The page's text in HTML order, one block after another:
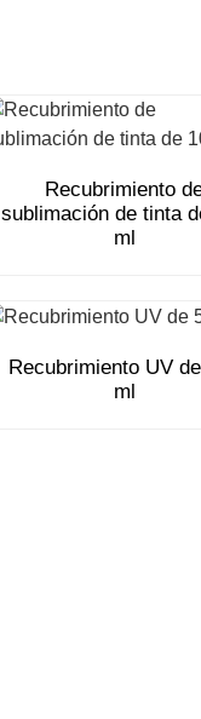
Recubrimiento
sublimación de tinta
ml
Recubrimiento UV
ml